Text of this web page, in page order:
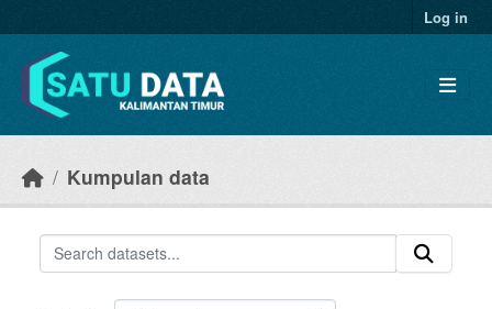
Log in
Kumpulan data